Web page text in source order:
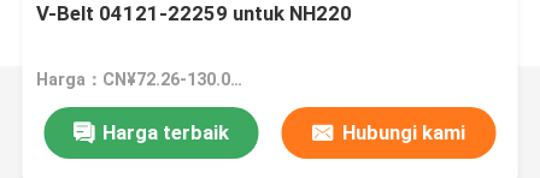
V-Belt 04121-22259 untuk NH220
Harga：CN¥72.26-130.06/pieces
Harga terbaik Hubungi kami